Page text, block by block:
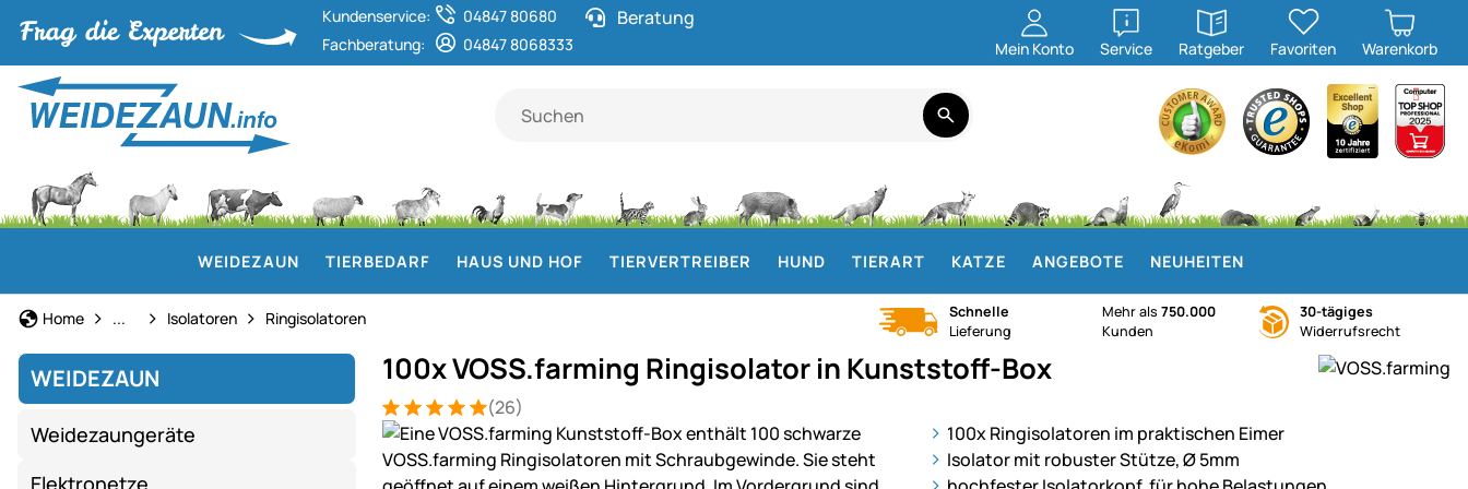
Kundenservice:
04847 80680
Fachberatung:
04847 8068333
Beratung
Mein Konto Service
öffnen
Ratgeber
öffnen
Favoriten Warenkorb
WEIDEZAUN TIERBEDARF HAUS UND HOF TIERVERTREIBER HUND TIERART KATZE ANGEBOTE NEUHEITEN
Home Weidezaun
... Isolatoren Ringisolatoren
Schnelle
Lieferung
Mehr als 750.000
Kunden
30-tägiges
Widerrufsrecht
WEIDEZAUN
Weidezaungeräte
Elektronetze
100x VOSS.farming Ringisolator in Kunststoff-Box
Bewertung: 5 von 5 (26 Bewertungen)
26 Bewertungen
(26)
Produktgalerie
100x Ringisolatoren im praktischen Eimer
Isolator mit robuster Stütze, Ø 5mm